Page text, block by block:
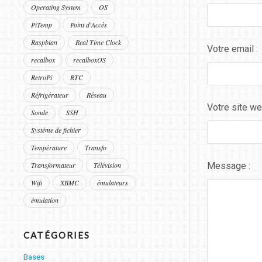
Votre email :
Votre site
Message :
Operating System
OS
PiTemp
Point d'Accès
Raspbian
Real Time Clock
recalbox
recalboxOS
RetroPi
RTC
Réfrigérateur
Réseau
Sonde
SSH
Système de fichier
Température
Transfo
Transformateur
Télévision
Wifi
XBMC
émulateurs
émulation
CATÉGORIES
Bases